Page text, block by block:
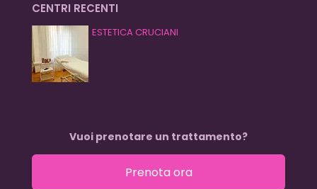
CENTRI RECENTI
ESTETICA CRUCIANI
Vuoi prenotare un trattamento?
Prenota ora